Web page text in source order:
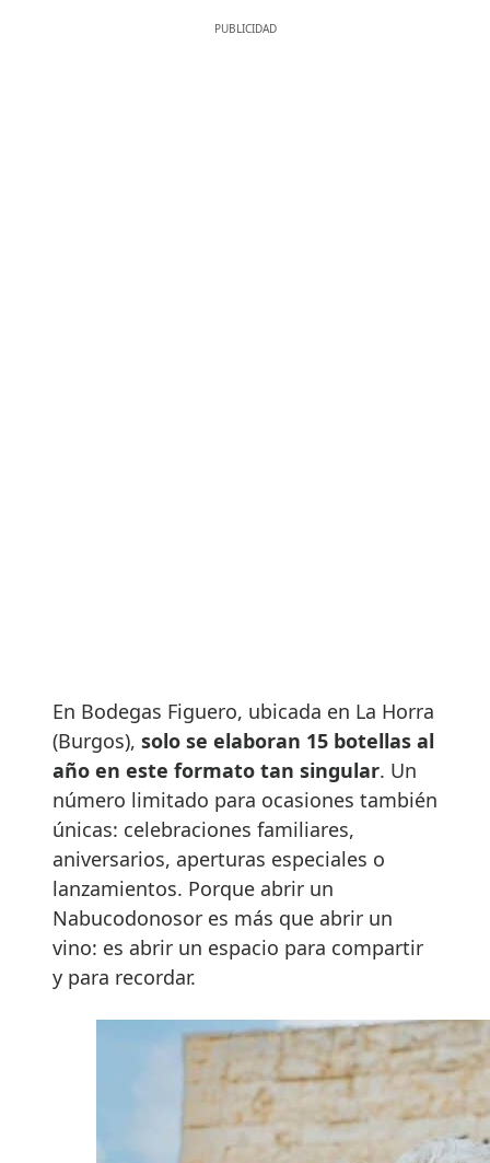
En Bodegas Figuero, ubicada en La Horra
(Burgos), solo se elaboran 15 botellas al
año en este formato tan singular. Un
número limitado para ocasiones también
únicas: celebraciones familiares,
aniversarios, aperturas especiales o
lanzamientos. Porque abrir un
Nabucodonosor es más que abrir un
vino: es abrir un espacio para compartir
y para recordar.